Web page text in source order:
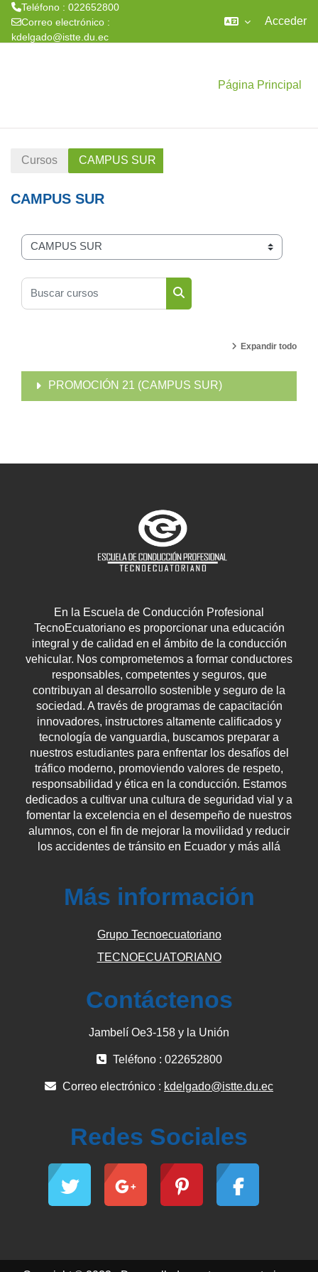
Teléfono : 022652800
Correo electrónico :
kdelgado@istte.du.ec
Acceder
Página Principal
Cursos CAMPUS SUR
CAMPUS SUR
Categorías
Buscar cursos
Buscar cursos
Expandir todo
PROMOCIÓN 21 (CAMPUS SUR)
En la Escuela de Conducción Profesional
TecnoEcuatoriano es proporcionar una educación
integral y de calidad en el ámbito de la conducción
vehicular. Nos comprometemos a formar conductores
responsables, competentes y seguros, que
contribuyan al desarrollo sostenible y seguro de la
sociedad. A través de programas de capacitación
innovadores, instructores altamente calificados y
tecnología de vanguardia, buscamos preparar a
nuestros estudiantes para enfrentar los desafíos del
tráfico moderno, promoviendo valores de respeto,
responsabilidad y ética en la conducción. Estamos
dedicados a cultivar una cultura de seguridad vial y a
fomentar la excelencia en el desempeño de nuestros
alumnos, con el fin de mejorar la movilidad y reducir
los accidentes de tránsito en Ecuador y más allá
Más información
Grupo Tecnoecuatoriano
TECNOECUATORIANO
Contáctenos
Jambelí Oe3-158 y la Unión
Teléfono : 022652800
Correo electrónico : kdelgado@istte.du.ec
Redes Sociales